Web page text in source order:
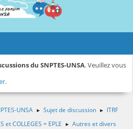
du SNPTES-UNSA. Veuillez vous
.
UNSA ► Sujet de discussion ► ITRF
et COLLEGES = EPLE ► Autres et divers